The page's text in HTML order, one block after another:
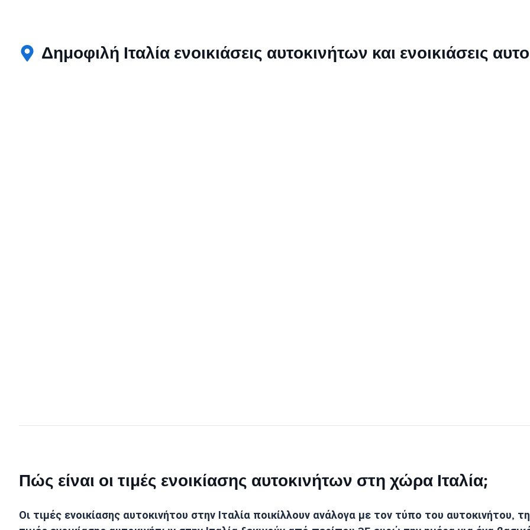
Δημοφιλή Ιταλία ενοικιάσεις αυτοκινήτων και ενοικιάσεις
Πώς είναι οι τιμές ενοικίασης αυτοκινήτων στη χώρα Ιταλία;
Οι τιμές ενοικίασης αυτοκινήτου στην Ιταλία ποικίλλουν ανάλογα με τον τύπο του αυτοκινήτου,